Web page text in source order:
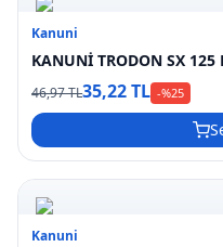
Kanuni
KANUNİ TRODON SX 125
46,97 TL35,22 TL -%25
Kanuni